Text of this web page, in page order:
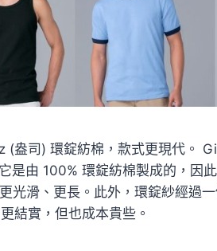
盎司) 環錠紡棉，款式更現代。
由 100% 環錠紡棉製成的，因
滑、更長。此外，環錠紗經過
結實，但也成本貴些。